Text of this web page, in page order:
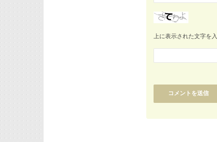
上に表示された文字を